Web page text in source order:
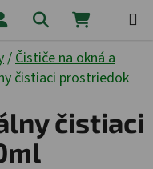
Hľadať
/ Čističe na okná a
čistiaci prostriedok
čistiaci